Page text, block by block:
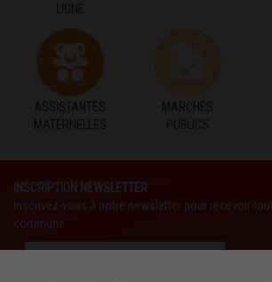
LIGNE
ASSISTANTES
MATERNELLES
MARCHÉS
PUBLICS
INSCRIPTION NEWSLETTER
Inscrivez-vous à notre newsletter pour recevoir
commune